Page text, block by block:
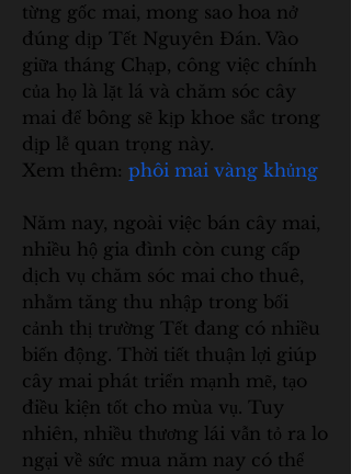
từng gốc mai, mong sao hoa nở
đúng dịp Tết Nguyên Đán. Vào
giữa tháng Chạp, công việc chính
của họ là lặt lá và chăm sóc cây
mai để bông sẽ kịp khoe sắc trong
dịp lễ quan trọng này.
Xem thêm: phôi mai vàng khủng
Năm nay, ngoài việc bán cây mai,
nhiều hộ gia đình còn cung cấp
dịch vụ chăm sóc mai cho thuê,
nhằm tăng thu nhập trong bối
cảnh thị trường Tết đang có nhiều
biến động. Thời tiết thuận lợi giúp
cây mai phát triển mạnh mẽ, tạo
điều kiện tốt cho mùa vụ. Tuy
nhiên, nhiều thương lái vẫn tỏ ra lo
ngại về sức mua năm nay có thể